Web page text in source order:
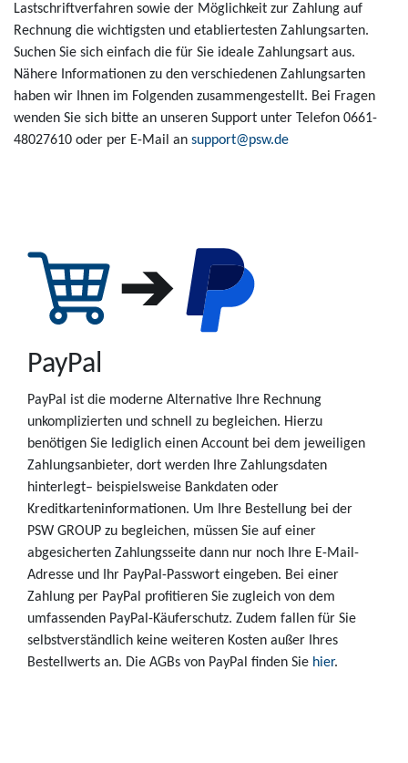
Lastschriftverfahren sowie der Möglichkeit zur Zahlung auf
Rechnung die wichtigsten und etabliertesten Zahlungsarten.
Suchen Sie sich einfach die für Sie ideale Zahlungsart aus.
Nähere Informationen zu den verschiedenen Zahlungsarten
haben wir Ihnen im Folgenden zusammengestellt. Bei Fragen
wenden Sie sich bitte an unseren Support unter Telefon 0661-
48027610 oder per E-Mail an support@psw.de
PayPal
PayPal ist die moderne Alternative Ihre Rechnung
unkomplizierten und schnell zu begleichen. Hierzu
benötigen Sie lediglich einen Account bei dem jeweiligen
Zahlungsanbieter, dort werden Ihre Zahlungsdaten
hinterlegt– beispielsweise Bankdaten oder
Kreditkarteninformationen. Um Ihre Bestellung bei der
PSW GROUP zu begleichen, müssen Sie auf einer
abgesicherten Zahlungsseite dann nur noch Ihre E-Mail-
Adresse und Ihr PayPal-Passwort eingeben. Bei einer
Zahlung per PayPal profitieren Sie zugleich von dem
umfassenden PayPal-Käuferschutz. Zudem fallen für Sie
selbstverständlich keine weiteren Kosten außer Ihres
Bestellwerts an. Die AGBs von PayPal finden Sie hier.